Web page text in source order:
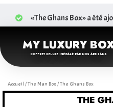
«The Ghans Box» a été
MY LUXURY
COFFRET DELUXE INÉGALÉ PAR NOS ARTISANS
Accueil /The Man Box/ The Ghans Box
THE